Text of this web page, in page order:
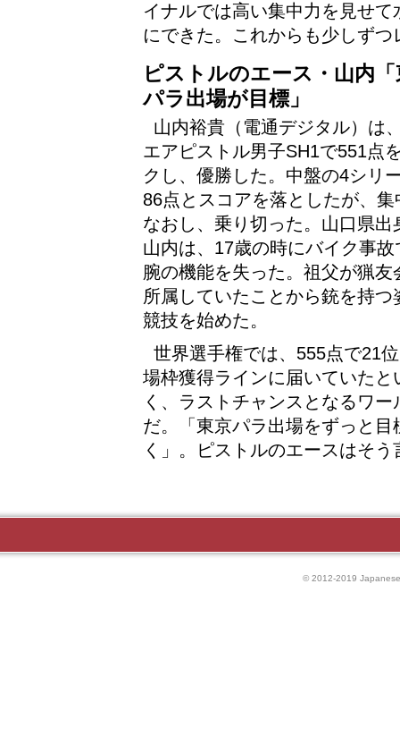
イナルでは高い集中力を見せ
にできた。これからも少しず
ピストルのエース・山内「
パラ出場が目標」
山内裕貴（電通デジタル）は
エアピストル男子SH1で551点
クし、優勝した。中盤の4シリ
86点とスコアを落としたが、集
なおし、乗り切った。山口県出
山内は、17歳の時にバイク事故
腕の機能を失った。祖父が猟友
所属していたことから銃を持
競技を始めた。
世界選手権では、555点で21
場枠獲得ラインに届いていた
く、ラストチャンスとなるワ
だ。「東京パラ出場をずっと
く」。ピストルのエースはそ
© 2012-2019